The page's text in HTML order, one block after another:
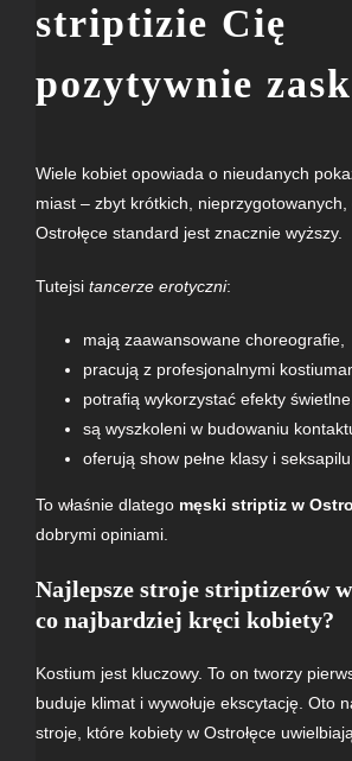
striptizie Cię
pozytywnie
Wiele kobiet opowiada o nieudanych
miast – zbyt krótkich,
Ostrołęce standard jest znacznie wyższy.
Tutejsitancerze erotyczni:
mają zaawansowane choreografie,
pracują z profesjonalnymi
potrafią wykorzystać efekty świetlne,
są wyszkoleni w budowaniu
oferują show pełne klasy i seksapilu.
To właśnie dlatego męski striptiz w
dobrymi opiniami.
Najlepsze stroje striptizerów
co najbardziej kręci kobiety?
Kostium jest kluczowy. To on tworzy
buduje klimat i wywołuje ekscytację. Oto
stroje, które kobiety w Ostrołęce